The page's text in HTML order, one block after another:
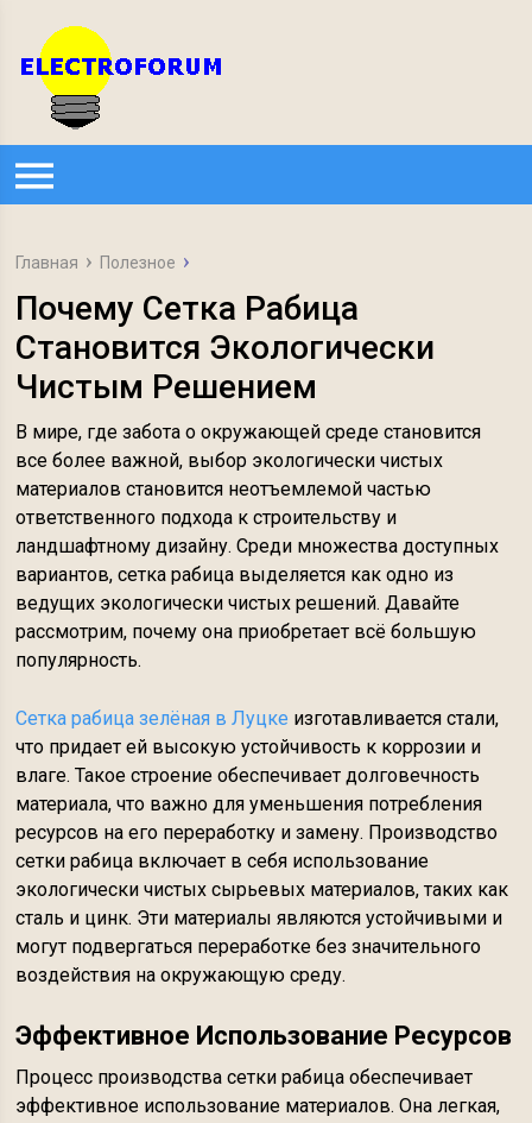
Главная Полезное
Почему Сетка Рабица
Становится Экологически
Чистым Решением
В мире, где забота о окружающей среде становится
все более важной, выбор экологически чистых
материалов становится неотъемлемой частью
ответственного подхода к строительству и
ландшафтному дизайну. Среди множества доступных
вариантов, сетка рабица выделяется как одно из
ведущих экологически чистых решений. Давайте
рассмотрим, почему она приобретает всё большую
популярность.
Сетка рабица зелёная в Луцке изготавливается стали,
что придает ей высокую устойчивость к коррозии и
влаге. Такое строение обеспечивает долговечность
материала, что важно для уменьшения потребления
ресурсов на его переработку и замену. Производство
сетки рабица включает в себя использование
экологически чистых сырьевых материалов, таких как
сталь и цинк. Эти материалы являются устойчивыми и
могут подвергаться переработке без значительного
воздействия на окружающую среду.
Эффективное Использование Ресурсов
Процесс производства сетки рабица обеспечивает
эффективное использование материалов. Она легкая,